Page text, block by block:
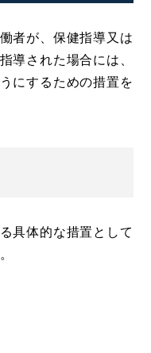
者が、保健指導又は
導された場合には、
にするための措置を
具体的な措置として